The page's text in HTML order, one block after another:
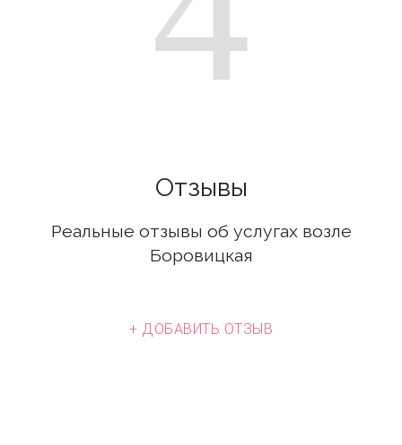
Отзывы
Реальные отзывы об услугах возле
Боровицкая
+ ДОБАВИТЬ ОТЗЫВ